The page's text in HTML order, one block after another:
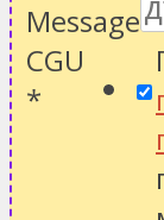
Message
CGU
*